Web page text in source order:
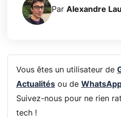
Par Alexandre
Vous êtes un utilisateur de
Actualitésou de
Suivez-nous pour ne rien
tech !